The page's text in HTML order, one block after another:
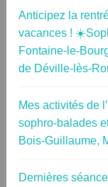
Anticipez la
vacances !
Fontaine-le-
de Déville-lès-
Mes activités de
sophro-balades
Bois-Guillaume,
Dernières